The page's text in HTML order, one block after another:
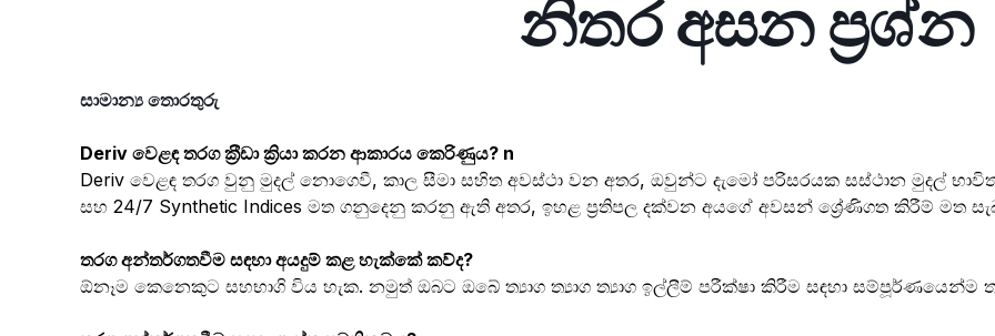
නිතර අසන ප්‍රශ්න​
සාමාන්‍ය තොරතුරු
Deriv වෙළඳ තරග ක‍්‍රීඩා ක්‍රියා කරන ආකාරය කෙරිණුය? n
Deriv වෙළඳ තරග වුනු මුදල් නොගෙවී, කාල සීමා සහිත අවස්ථා වන අතර, ඔවුන්ට දැමෝ පරිසරයක සස්ථාන මුදල්
සහ 24/7 Synthetic Indices මත ගනුදෙනු කරනු ඇති අතර, ඉහළ ප්‍රතිපල දක්වන අයගේ අවසන් ශ්‍රේණිගත කිරීම් මත
තරග අන්තර්ගතවීම සඳහා අයදුම් කළ හැක්කේ කව්ද?
ඕනෑම කෙනෙකුට සහභාගි විය හැක. නමුත් ඔබට ඔබේ ත්‍යාග ත්‍යාග ත්‍යාග ඉල්ලීම් පරීක්ෂා කිරීම සඳහා